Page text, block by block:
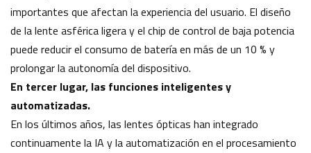
importantes que afectan la experiencia del usuario. El diseño
de la lente asférica ligera y el chip de control de baja potencia
puede reducir el consumo de batería en más de un 10 % y
prolongar la autonomía del dispositivo.
En tercer lugar, las funciones inteligentes y
automatizadas.
En los últimos años, las lentes ópticas han integrado
continuamente la IA y la automatización en el procesamiento